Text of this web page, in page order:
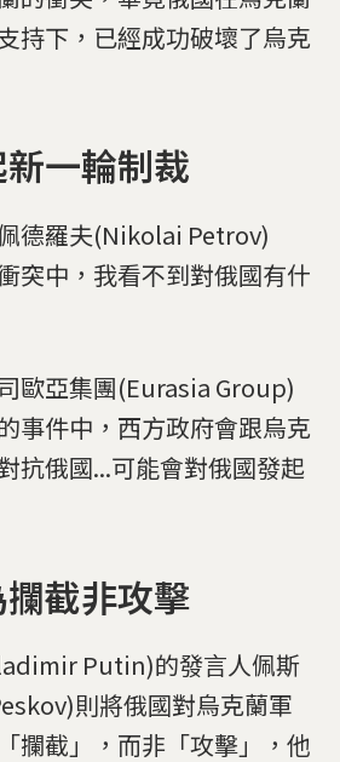
持下，已經成功破壞了烏克
一輪制裁
德羅夫(Nikolai Petrov)
突中，我看不到對俄國有什
歐亞集團(Eurasia Group)
事件中，西方政府會跟烏克
抗俄國...可能會對俄國發起
截非攻擊
Putin)的發言人佩斯
則將俄國對烏克蘭軍
攔截」，而非「攻擊」，他